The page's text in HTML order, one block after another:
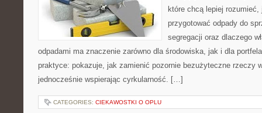
które chcą lepiej rozumieć,
przygotować odpady do
segregacji oraz dlaczego
odpadami ma znaczenie zarówno dla środowiska, jak i dla
praktyce: pokazuje, jak zamienić pozornie bezużyteczne rzeczy
jednocześnie wspierając cyrkularność. […]
CATEGORIES: CIEKAWOSTKI O OPLU